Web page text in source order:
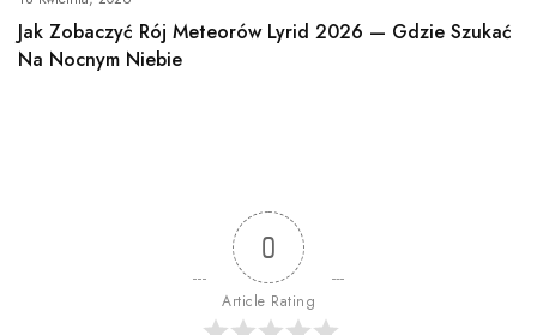
Jak Zobaczyć Rój Meteorów Lyrid 2026 — Gdzie Szukać
Na Nocnym Niebie
0
Article Rating